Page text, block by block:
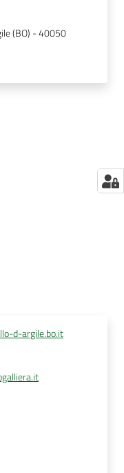
(BO) - 40050
d-argile.bo.it